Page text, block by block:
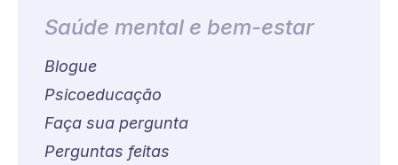
Saúde mental e bem-estar
Blogue
Psicoeducação
Faça sua pergunta
Perguntas feitas